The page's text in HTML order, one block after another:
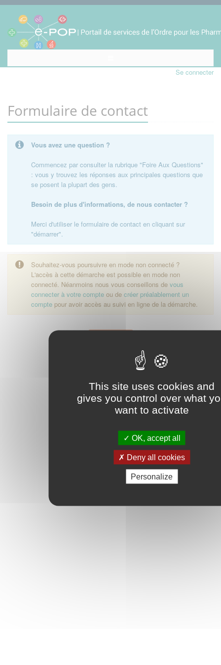
This site uses cookies and
gives you control over what
want to activate
OK, accept all
Deny all cookies
Personalize
Se connecter
Formulaire de contact
Vous avez une question ?
Commencez par consulter la rubrique "Foire Aux Questions"
: vous y trouvez les réponses aux principales questions que
se posent la plupart des gens.
Besoin de plus d'informations, de nous contacter ?
Merci d'utiliser le formulaire de contact en cliquant sur
"démarrer".
Souhaitez-vous poursuivre en mode non connecté ?
L'accès à cette démarche est possible en mode non
connecté. Néanmoins nous vous conseillons de vous
connecter à votre compte ou de créer préalablement un
compte pour avoir accès au suivi en ligne de la démarche.